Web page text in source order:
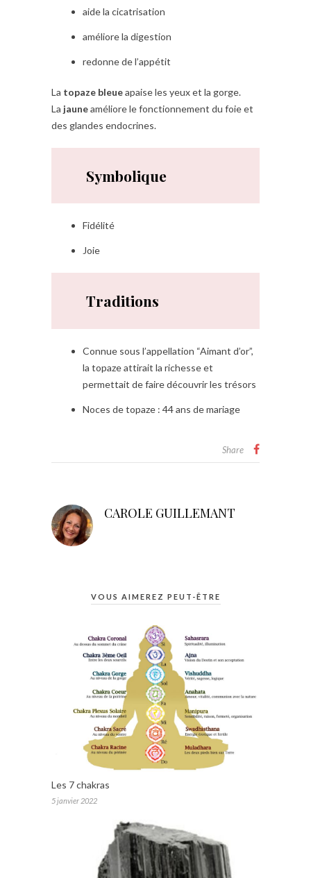
aide la cicatrisation
améliore la digestion
redonne de l’appétit
La topaze bleueapaise les yeux et la gorge.
La jauneaméliore le fonctionnement du foie et
des glandes endocrines.
Symbolique
Fidélité
Joie
Traditions
Connue sous l’appellation “Aimant d’or”,
la topaze attirait la richesse et
permettait de faire découvrir les trésors
Noces de topaze : 44 ans de mariage
Share
CAROLE GUILLEMANT
VOUS AIMEREZ PEUT-ÊTRE
Les 7 chakras
5 janvier 2022